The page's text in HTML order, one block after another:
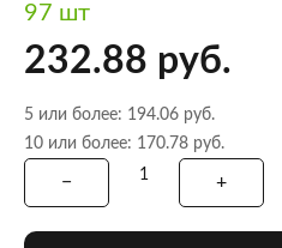
97 шт
232.88 руб.
5 или более: 194.06 руб.
10 или более: 170.78 руб.